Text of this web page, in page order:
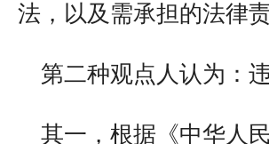
法，以及需承担的法律责
第二种观点人认为：
其一，根据《中华人